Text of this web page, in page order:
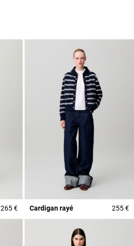
265 € Cardigan rayé 255 €